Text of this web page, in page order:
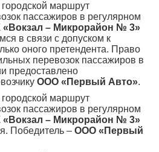
городской маршрут
пассажиров в регулярном
«Вокзал – Микрорайон № 3»
в связи с допуском к
оного претендента. Право
перевозок пассажиров в
предоставлено
ООО «Первый Авто».
городской маршрут
пассажиров в регулярном
«Вокзал – Микрорайон № 3»
Победитель – ООО «Первый